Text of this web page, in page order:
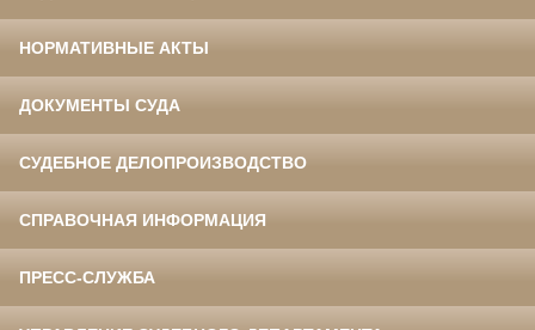
НОРМАТИВНЫЕ АКТЫ
ДОКУМЕНТЫ СУДА
СУДЕБНОЕ ДЕЛОПРОИЗВОДСТВО
СПРАВОЧНАЯ ИНФОРМАЦИЯ
ПРЕСС-СЛУЖБА